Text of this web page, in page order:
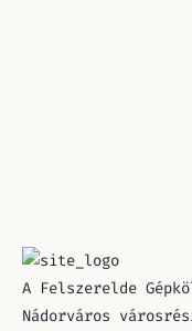
A Felszerelde
Nádorváros